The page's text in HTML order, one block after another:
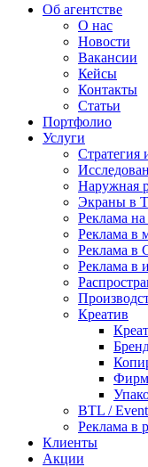
Об агентстве
О нас
Новости
Вакансии
Кейсы
Контакты
Статьи
Портфолио
Услуги
Стратегия
Наружная
Экраны в
Реклама на
Реклама в
Реклама
Реклама в
Креатив
BTL / Event
Реклама в
Клиенты
Акции